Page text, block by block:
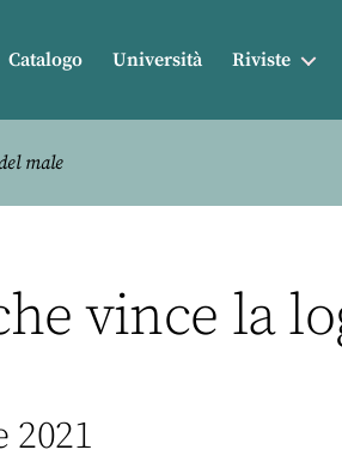
Catalogo Università Riviste
male
vince la
2021